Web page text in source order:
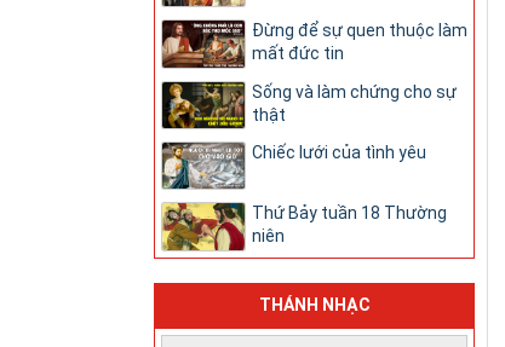
Đừng để sự quen thuộc làm
mất đức tin
Sống và làm chứng cho sự
thật
Chiếc lưới của tình yêu
Thứ Bảy tuần 18 Thường
niên
THÁNH NHẠC